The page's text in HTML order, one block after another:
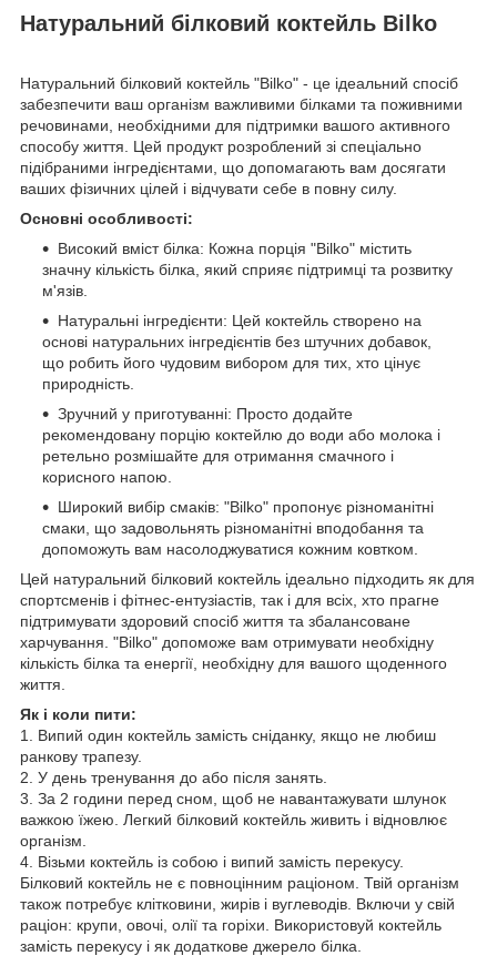
Натуральний білковий коктейль Bilko
Натуральний білковий коктейль "Bilko" - це ідеальний спосіб
забезпечити ваш організм важливими білками та поживними
речовинами, необхідними для підтримки вашого активного
способу життя. Цей продукт розроблений зі спеціально
підібраними інгредієнтами, що допомагають вам досягати
ваших фізичних цілей і відчувати себе в повну силу.
Основні особливості:
Високий вміст білка: Кожна порція "Bilko" містить
значну кількість білка, який сприяє підтримці та розвитку
м'язів.
Натуральні інгредієнти: Цей коктейль створено на
основі натуральних інгредієнтів без штучних добавок,
що робить його чудовим вибором для тих, хто цінує
природність.
Зручний у приготуванні: Просто додайте
рекомендовану порцію коктейлю до води або молока і
ретельно розмішайте для отримання смачного і
корисного напою.
Широкий вибір смаків: "Bilko" пропонує різноманітні
смаки, що задовольнять різноманітні вподобання та
допоможуть вам насолоджуватися кожним ковтком.
Цей натуральний білковий коктейль ідеально підходить як для
спортсменів і фітнес-ентузіастів, так і для всіх, хто прагне
підтримувати здоровий спосіб життя та збалансоване
харчування. "Bilko" допоможе вам отримувати необхідну
кількість білка та енергії, необхідну для вашого щоденного
життя.
Як і коли пити:
1. Випий один коктейль замість сніданку, якщо не любиш
ранкову трапезу.
2. У день тренування до або після занять.
3. За 2 години перед сном, щоб не навантажувати шлунок
важкою їжею. Легкий білковий коктейль живить і відновлює
організм.
4. Візьми коктейль із собою і випий замість перекусу.
Білковий коктейль не є повноцінним раціоном. Твій організм
також потребує клітковини, жирів і вуглеводів. Включи у свій
раціон: крупи, овочі, олії та горіхи. Використовуй коктейль
замість перекусу і як додаткове джерело білка.